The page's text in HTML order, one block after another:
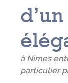
à Nimes
particulier